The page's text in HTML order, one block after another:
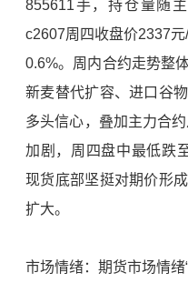
855611手，持仓量随
c2607周四收盘价2337
0.6%。周内合约走势整
新麦替代扩容、进口谷
多头信心，叠加主力合
加剧，周四盘中最低跌
现货底部坚挺对期价形
扩大。
市场情绪：期货市场情